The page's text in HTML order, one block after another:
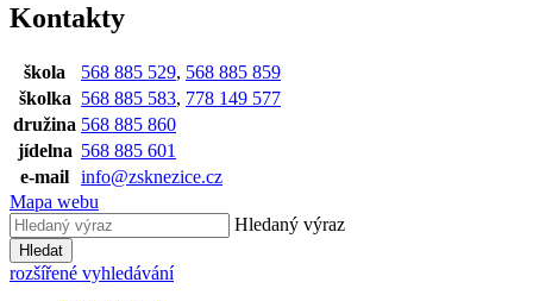
Kontakty
škola 568 885 529, 568 885 859
školka 568 885 583, 778 149 577
družina 568 885 860
jídelna 568 885 601
e-mail info@zsknezice.cz
Mapa webu
Hledaný výraz
Hledat
rozšířené vyhledávání